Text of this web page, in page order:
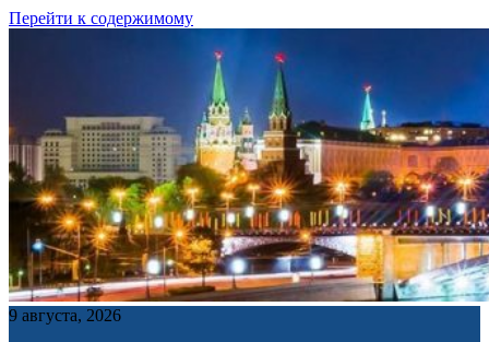
Перейти к содержимому
9 августа, 2026